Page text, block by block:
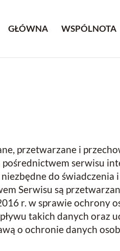
GŁÓWNA WSPÓLNOTA
przetwarzane i
serwisu
do
Serwisu są
r. w sprawie ochrony
takich danych
o ochronie danych